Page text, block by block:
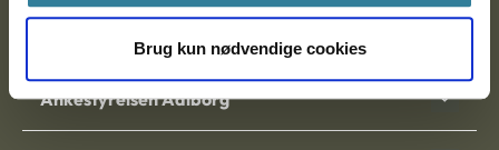
Brug kun nødvendige cookies
9000 Aalborg
Ankestyrelsen Aalborg